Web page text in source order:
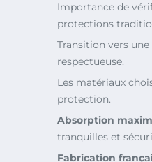
Importance de
protections
Transition vers une
respectueuse.
Les matériaux
protection.
Absorption
tranquilles et
Fabrication